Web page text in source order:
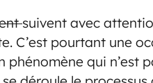
suivent avec
C’est pourtant une
phénomène qui n’est